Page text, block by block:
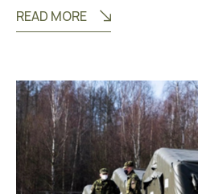
READ MORE